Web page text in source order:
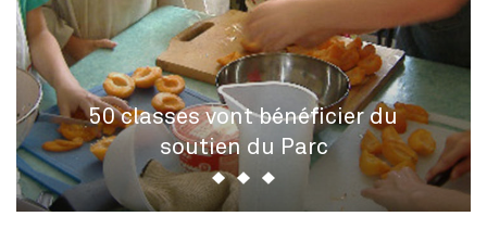
50 classes vont bénéficier du
soutien du Parc